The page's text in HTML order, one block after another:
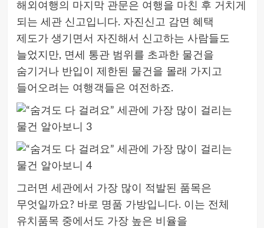
해외여행의 마지막 관문은 여행을 마친 후 거치게
되는 세관 신고입니다. 자진신고 감면 혜택
제도가 생기면서 자진해서 신고하는 사람들도
늘었지만, 면세 통관 범위를 초과한 물건을
숨기거나 반입이 제한된 물건을 몰래 가지고
들어오려는 여행객들은 여전하죠.
그러면 세관에서 가장 많이 적발된 품목은
무엇일까요? 바로 명품 가방입니다. 이는 전체
유치품목 중에서도 가장 높은 비율을